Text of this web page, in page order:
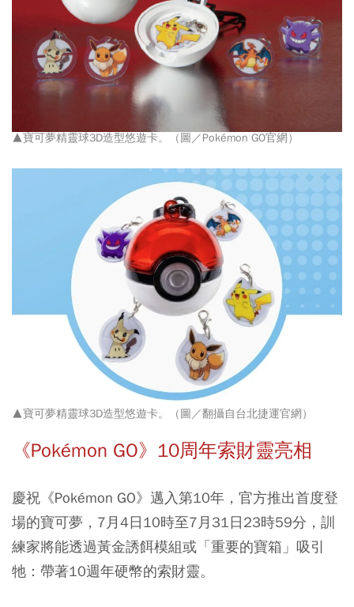
▲寶可夢精靈球3D造型悠遊卡。（圖／Pokémon GO官網）
▲寶可夢精靈球3D造型悠遊卡。（圖／翻攝自台北捷運官網）
《Pokémon GO》10周年索財靈亮相
慶祝《Pokémon GO》邁入第10年，官方推出首度登
場的寶可夢，7月4日10時至7月31日23時59分，訓
練家將能透過黃金誘餌模組或「重要的寶箱」吸引
牠：帶著10週年硬幣的索財靈。